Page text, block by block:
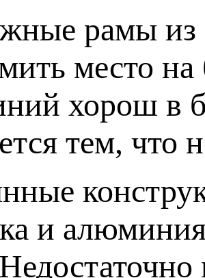
рамы
место
хорош в
тем, что
и